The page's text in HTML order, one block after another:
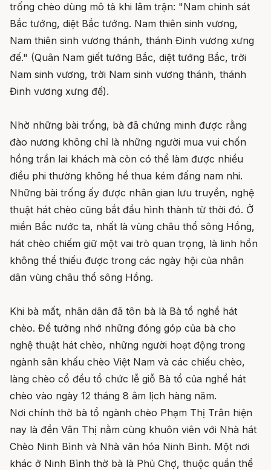
trống chèo dùng mô tả khi lâm trận: "Nam chinh sát
Bắc tướng, diệt Bắc tướng. Nam thiên sinh vương,
Nam thiên sinh vương thánh, thánh Đinh vương xưng
đế." (Quân Nam giết tướng Bắc, diệt tướng Bắc, trời
Nam sinh vương, trời Nam sinh vương thánh, thánh
Đinh vương xưng đế).
Nhờ những bài trống, bà đã chứng minh được rằng
đào nương không chỉ là những người mua vui chốn
hồng trần lai khách mà còn có thể làm được nhiều
điều phi thường không hề thua kém đấng nam nhi.
Những bài trống ấy được nhân gian lưu truyền, nghệ
thuật hát chèo cũng bắt đầu hình thành từ thời đó. Ở
miền Bắc nước ta, nhất là vùng châu thổ sông Hồng,
hát chèo chiếm giữ một vai trò quan trọng, là linh hồn
không thể thiếu được trong các ngày hội của nhân
dân vùng châu thổ sông Hồng.
Khi bà mất, nhân dân đã tôn bà là Bà tổ nghề hát
chèo. Để tưởng nhớ những đóng góp của bà cho
nghệ thuật hát chèo, những người hoạt động trong
ngành sân khấu chèo Việt Nam và các chiếu chèo,
làng chèo cổ đều tổ chức lễ giỗ Bà tổ của nghề hát
chèo vào ngày 12 tháng 8 âm lịch hàng năm.
Nơi chính thờ bà tổ ngành chèo Phạm Thị Trân hiện
nay là đền Vân Thị nằm cùng khuôn viên với Nhà hát
Chèo Ninh Bình và Nhà văn hóa Ninh Bình. Một nơi
khác ở Ninh Bình thờ bà là Phủ Chợ, thuộc quần thể